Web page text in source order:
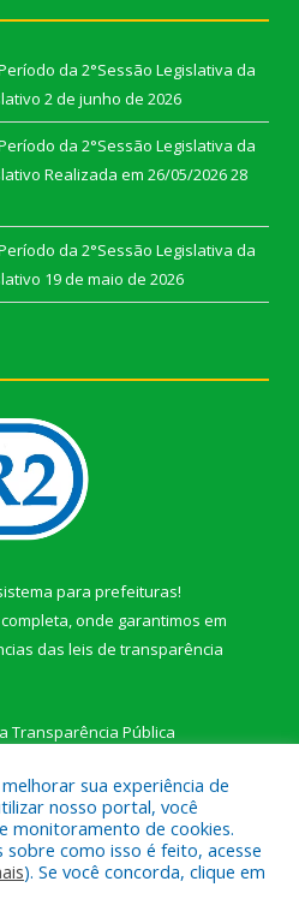
da 2°Sessão Legislativa da
2 de junho de 2026
da 2°Sessão Legislativa da
Realizada em 26/05/202628
da 2°Sessão Legislativa da
19 de maio de 2026
para prefeituras!
completa, onde garantimos em
das leis de transparência
Transparência Pública
a Câmara Municipal de Novo
sua experiência de
nosso portal, você
monitoramento de cookies.
como isso é feito, acesse
). Se você concorda, clique em